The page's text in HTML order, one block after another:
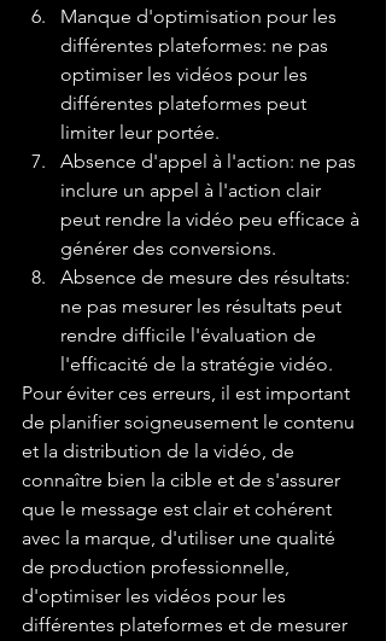
Manque d'optimisation pour les
différentes plateformes: ne pas
optimiser les vidéos pour les
différentes plateformes peut
limiter leur portée.
Absence d'appel à l'action: ne pas
inclure un appel à l'action clair
peut rendre la vidéo peu efficace à
générer des conversions.
Absence de mesure des résultats:
ne pas mesurer les résultats peut
rendre difficile l'évaluation de
l'efficacité de la stratégie vidéo.
Pour éviter ces erreurs, il est important
de planifier soigneusement le contenu
et la distribution de la vidéo, de
connaître bien la cible et de s'assurer
que le message est clair et cohérent
avec la marque, d'utiliser une qualité
de production professionnelle,
d'optimiser les vidéos pour les
différentes plateformes et de mesurer